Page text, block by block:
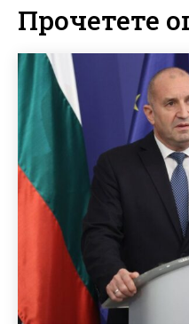
Прочетете